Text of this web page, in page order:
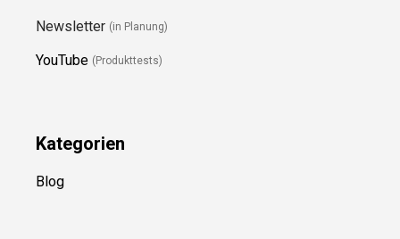
Newsletter (in Planung)
YouTube (Produkttests)
Kategorien
Blog